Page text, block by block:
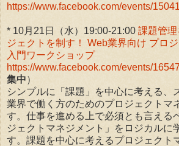
https://www.facebook.com/events/
* 10月21日（水）19:00-21:00 課題管
ジェクトを制す！ Web業界向け プロ
入門ワークショップ
https://www.facebook.com/events/
集中）
シンプルに「課題」を中心に考える、
業界で働く方のためのプロジェクトマ
す。仕事を進める上で必須とも言える
ジェクトマネジメント」をロジカルに
す。課題を中心に考えるプロジェクト